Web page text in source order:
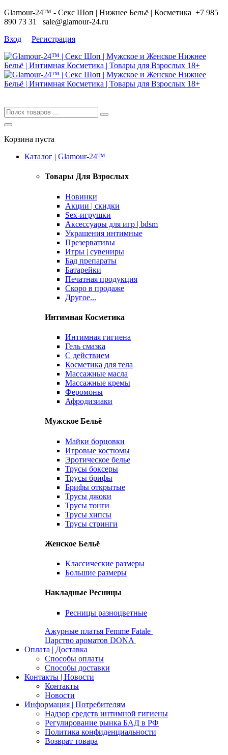
Glamour-24™ - Секс Шоп | Нижнее Бельё | Косметика +7 985
890 73 31 sale@glamour-24.ru
Вход
Регистрация
Корзина пуста
Каталог | Glamour-24™
Товары Для Взрослых
Новинки
Акции | скидки
Sex-игрушки
Аксессуары для игр | bdsm
Украшения интимные
Презервативы
Игры | сувениры
Бад препараты
Батарейки
Печатная продукция
Скоро в продаже
Другое...
Интимная Косметика
Интимная гигиена
Гель смазка
С действием
Косметика для тела
Массажные масла
Массажные кремы
Феромоны
Афродизиаки
Мужское Бельё
Майки борцовки
Игровые костюмы
Эротическое белье
Трусы боксеры
Трусы брифы
Брифы открытые
Трусы джоки
Трусы тонги
Трусы хипсы
Трусы стринги
Женское Бельё
Классические размеры
Большие размеры
Накладные Ресницы
Ресницы разноцветные
Ажурные платья Femme Fatale
Царство ароматов DONA
Оплата | Доставка
Способы оплаты
Способы доставки
Контакты | Новости
Контакты
Новости
Информация | Потребителям
Надзор средств интимной гигиены
Регулирование рынка БАД в РФ
Политика конфиденциальности
Возврат товара